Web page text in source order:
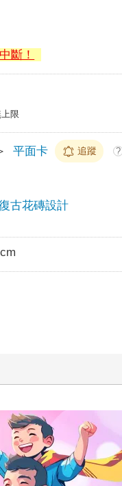
斷！
限
平面卡 追蹤 ?
古花磚設計